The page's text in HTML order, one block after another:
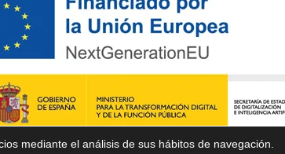
mediante el análisis de sus hábitos de navegación.